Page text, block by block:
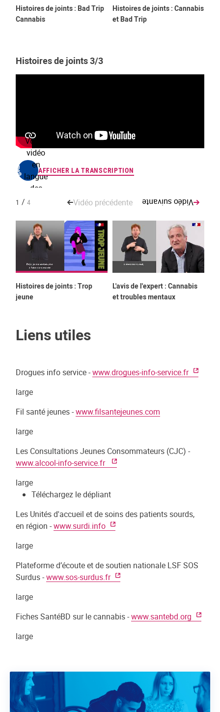
Histoires de joints : Bad Trip
Cannabis
Histoires de joints : Cannabis
et Bad Trip
Histoires de joints 3/3
1 / 4 Vidéo précédente Vidéo suivante
Histoires de joints : Trop
jeune
L'avis de l'expert : Cannabis
et troubles mentaux
Voir la
vidéo
en
langue
des
signes
AFFICHER LA TRANSCRIPTION
Liens utiles
Drogues info service -www.drogues-info-service.fr
large
Fil santé jeunes -www.filsantejeunes.com
large
Les Consultations Jeunes Consommateurs (CJC) -
www.alcool-info-service.fr
large
Téléchargez le dépliant
Les Unités d'accueil et de soins des patients sourds,
en région -www.surdi.info
large
Plateforme d’écoute et de soutien nationale LSF SOS
Surdus -www.sos-surdus.fr
large
Fiches SantéBD sur le cannabis -www.santebd.org
large